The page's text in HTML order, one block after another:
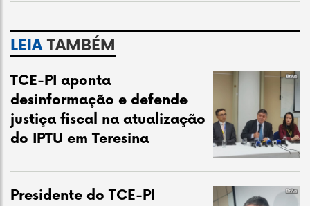
LEIATAMBÉM
TCE-PI aponta
desinformação e defende
justiça fiscal na atualização
do IPTU em Teresina
Presidente do TCE-PI